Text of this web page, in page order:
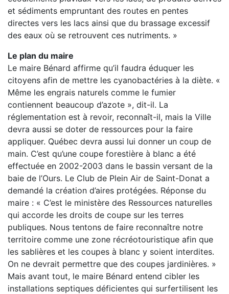
et sédiments empruntant des routes en pentes
directes vers les lacs ainsi que du brassage excessif
des eaux où se retrouvent ces nutriments. »
Le plan du maire
Le maire Bénard affirme qu’il faudra éduquer les
citoyens afin de mettre les cyanobactéries à la diète. «
Même les engrais naturels comme le fumier
contiennent beaucoup d’azote », dit-il. La
réglementation est à revoir, reconnaît-il, mais la Ville
devra aussi se doter de ressources pour la faire
appliquer. Québec devra aussi lui donner un coup de
main. C’est qu’une coupe forestière à blanc a été
effectuée en 2002-2003 dans le bassin versant de la
baie de l’Ours. Le Club de Plein Air de Saint-Donat a
demandé la création d’aires protégées. Réponse du
maire : « C’est le ministère des Ressources naturelles
qui accorde les droits de coupe sur les terres
publiques. Nous tentons de faire reconnaître notre
territoire comme une zone récréotouristique afin que
les sablières et les coupes à blanc y soient interdites.
On ne devrait permettre que des coupes jardinières. »
Mais avant tout, le maire Bénard entend cibler les
installations septiques déficientes qui surfertilisent les